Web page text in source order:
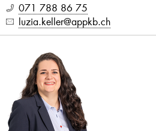
071 788 86 75
luzia.keller@appkb.ch